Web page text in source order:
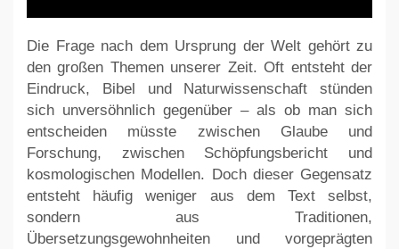
Die Frage nach dem Ursprung der Welt gehört zu
den großen Themen unserer Zeit. Oft entsteht der
Eindruck, Bibel und Naturwissenschaft stünden
sich unversöhnlich gegenüber – als ob man sich
entscheiden müsste zwischen Glaube und
Forschung, zwischen Schöpfungsbericht und
kosmologischen Modellen. Doch dieser Gegensatz
entsteht häufig weniger aus dem Text selbst,
sondern aus Traditionen,
Übersetzungsgewohnheiten und vorgeprägten